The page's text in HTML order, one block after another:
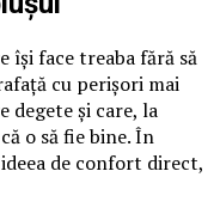
își face treaba fără să
cu perișori mai
și care, la
o să fie bine. În
de confort direct,